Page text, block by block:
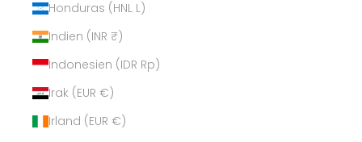
Honduras (HNL L)
Indien (INR ₹)
Indonesien (IDR Rp)
Irak (EUR €)
Irland (EUR €)